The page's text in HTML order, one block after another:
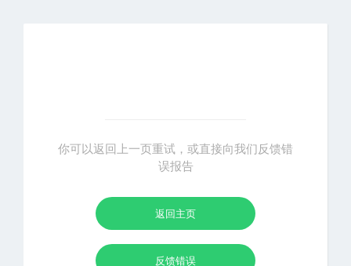
你可以返回上一页重试，或直接向我们反馈错
误报告
返回主页
反馈错误